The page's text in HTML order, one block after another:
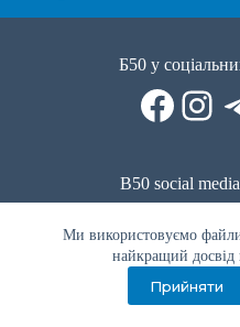
Ми використовуємо
найкращий досвід
Прийняти
Б50 у
B50 social
Reddit
Політика приватності|Публічна
Privacy Policy|Public